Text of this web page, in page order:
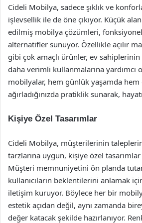
Cideli Mobilya, sadece şıklık ve
işlevsellik ile de öne çıkıyor. Küçük
edilmiş mobilya çözümleri,
alternatifler sunuyor. Özellikle açılır
gibi çok amaçlı ürünler, ev sahiplerinin
daha verimli kullanmalarına yardımcı
mobilyalar, hem günlük yaşamda
ağırladığınızda pratiklik sunarak,
Kişiye Özel Tasarımlar
Cideli Mobilya, müşterilerinin
tarzlarına uygun, kişiye özel
Müşteri memnuniyetini ön planda
kullanıcıların beklentilerini anlamak
iletişim kuruyor. Böylece her bir
estetik açıdan değil, aynı zamanda
değer katacak şekilde hazırlanıyor.